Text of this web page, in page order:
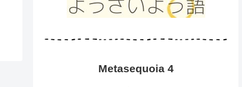
Metasequoia 4